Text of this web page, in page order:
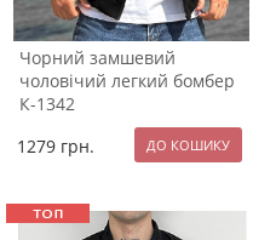
Чорний замшевий
чоловічий легкий бомбер
К-1342
1279 грн.